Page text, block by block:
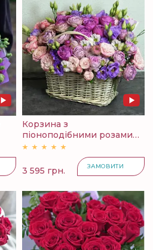
Корзина з
піоноподібними розами
Лізі...
3 595 грн. ЗАМОВИТИ